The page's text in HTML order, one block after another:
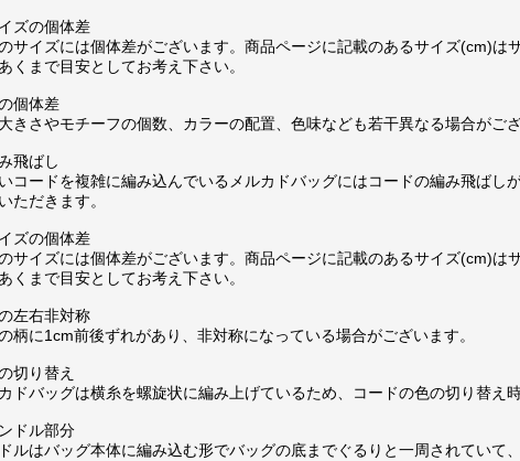
ズの個体差
サイズには個体差がございます。商品ページに記載のあるサイズ(cm)は
くまで目安としてお考え下さい。
個体差
きさやモチーフの個数、カラーの配置、色味なども若干異なる場合がござ
飛ばし
コードを複雑に編み込んでいるメルカドバッグにはコードの編み飛ばし
ただきます。
ズの個体差
サイズには個体差がございます。商品ページに記載のあるサイズ(cm)は
くまで目安としてお考え下さい。
左右非対称
柄に1cm前後ずれがあり、非対称になっている場合がございます。
切り替え
ドバッグは横糸を螺旋状に編み上げているため、コードの色の切り替え
ドル部分
ルはバッグ本体に編み込む形でバッグの底までぐるりと一周されていて